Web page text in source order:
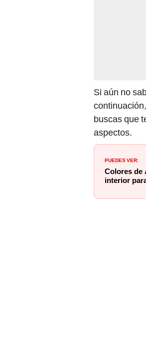
Si aún no
buscas que
aspectos.
PUEDES VER:
Colores de
interior